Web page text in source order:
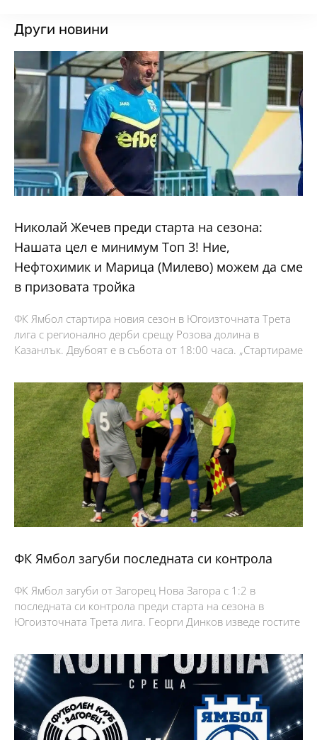
Други новини
Николай Жечев преди старта на сезона:
Нашата цел е минимум Топ 3! Ние,
Нефтохимик и Марица (Милево) можем да сме
в призовата тройка
ФК Ямбол стартира новия сезон в Югоизточната Трета
лига с регионално дерби срещу Розова долина в
Казанлък. Двубоят е в събота от 18:00 часа. „Стартираме
ФК Ямбол загуби последната си контрола
ФК Ямбол загуби от Загорец Нова Загора с 1:2 в
последната си контрола преди старта на сезона в
Югоизточната Трета лига. Георги Динков изведе гостите